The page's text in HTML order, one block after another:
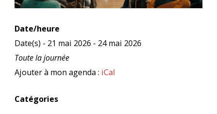
Date/heure
Date(s) - 21 mai 2026 - 24 mai 2026
Toute la journée
Ajouter à mon agenda : iCal
Catégories